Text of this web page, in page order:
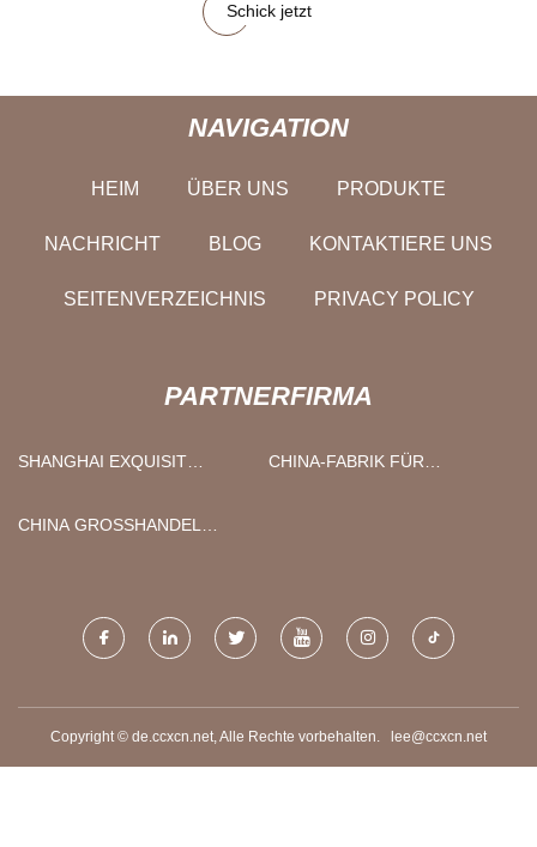
Schick jetzt
NAVIGATION
HEIM ÜBER UNS PRODUKTE
NACHRICHT BLOG KONTAKTIERE UNS
SEITENVERZEICHNIS PRIVACY POLICY
PARTNERFIRMA
SHANGHAI EXQUISIT
CHINA-FABRIK FÜR
CHINA GROSSHANDEL V
Copyright © de.ccxcn.net, Alle Rechte vorbehalten. lee@ccxcn.net